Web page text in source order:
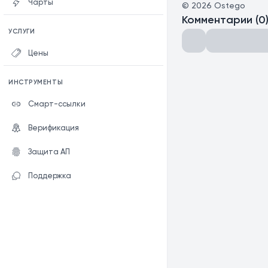
Чарты
УСЛУГИ
Цены
ИНСТРУМЕНТЫ
Смарт-ссылки
Верификация
Защита АП
Поддержка
© 2026 Ostego
Комментарии (0)